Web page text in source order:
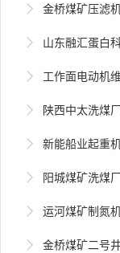
 金桥煤矿压滤
 山东融汇蛋白
 工作面电动机
 陕西中太洗煤
 新能船业起重
 阳城煤矿洗煤
 运河煤矿制氮
 金桥煤矿二号